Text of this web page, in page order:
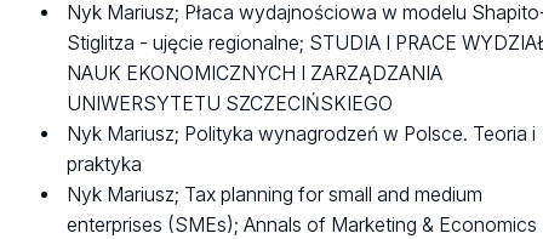
Nyk Mariusz; Płaca wydajnościowa w modelu
Stiglitza - ujęcie regionalne; STUDIA I PRACE
NAUK EKONOMICZNYCH I ZARZĄDZANIA
UNIWERSYTETU SZCZECIŃSKIEGO
Nyk Mariusz; Polityka wynagrodzeń w Polsce. Teoria i
praktyka
Nyk Mariusz; Tax planning for small and medium
enterprises (SMEs); Annals of Marketing & Economics